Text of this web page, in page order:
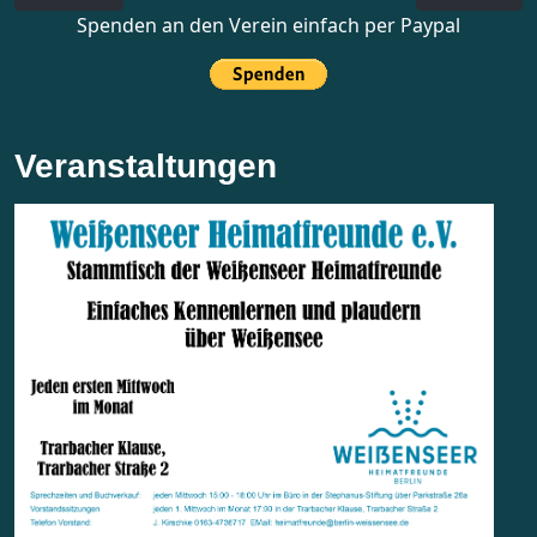
Spenden an den Verein einfach per Paypal
Veranstaltungen